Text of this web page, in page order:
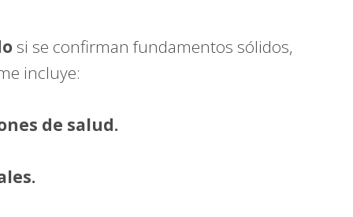
si se confirman fundamentos sólidos,
incluye:
de salud.